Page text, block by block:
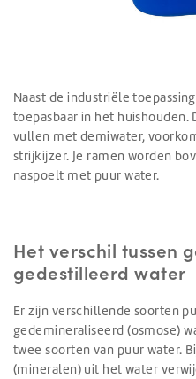
Naast de industriële
toepasbaar in het
vullen met demiwater,
strijkijzer. Je ramen worden
naspoelt met puur water.
Het verschil tussen
gedestilleerd water
Er zijn verschillende soorten
gedemineraliseerd (osmose)
twee soorten van puur water.
(mineralen) uit het water